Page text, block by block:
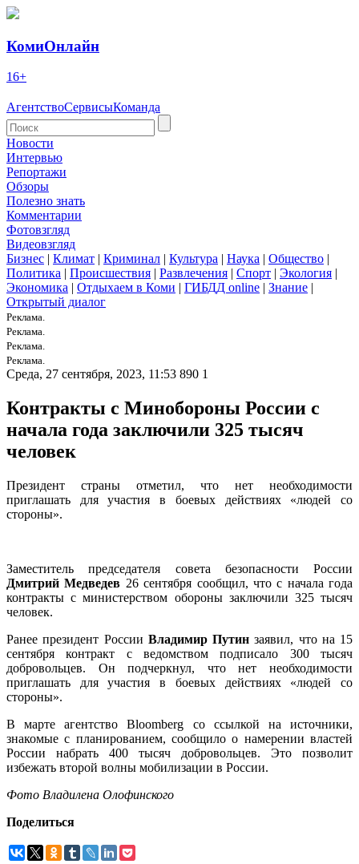
КомиОнлайн
16+
АгентствоСервисыКоманда
Новости
Интервью
Репортажи
Обзоры
Полезно знать
Комментарии
Фотовзгляд
Видеовзгляд
Бизнес | Климат | Криминал | Культура | Наука | Общество |
Политика | Происшествия | Развлечения | Спорт | Экология |
Экономика | Отдыхаем в Коми | ГИБДД online | Знание |
Открытый диалог
Реклама.
Реклама.
Реклама.
Реклама.
Среда, 27 сентября, 2023, 11:53 890 1
Контракты с Минобороны России с
начала года заключили 325 тысяч
человек
Президент страны отметил, что нет необходимости
приглашать для участия в боевых действиях «людей со
стороны».
Заместитель председателя совета безопасности России
Дмитрий Медведев 26 сентября сообщил, что с начала года
контракты с министерством обороны заключили 325 тысяч
человек.
Ранее президент России Владимир Путин заявил, что на 15
сентября контракт с ведомством подписало 300 тысяч
добровольцев. Он подчеркнул, что нет необходимости
приглашать для участия в боевых действиях «людей со
стороны».
В марте агентство Bloomberg со ссылкой на источники,
знакомые с планированием, сообщило о намерении властей
России набрать 400 тысяч добровольцев. Это позволит
избежать второй волны мобилизации в России.
Фото Владилена Олофинского
Поделиться